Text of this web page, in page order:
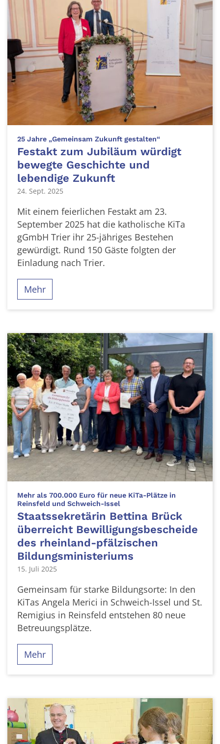
25 Jahre „Gemeinsam Zukunft gestalten“:
Festakt zum Jubiläum würdigt
bewegte Geschichte und
lebendige Zukunft
24. Sept. 2025
Mit einem feierlichen Festakt am 23.
September 2025 hat die katholische KiTa
gGmbH Trier ihr 25-jähriges Bestehen
gewürdigt. Rund 150 Gäste folgten der
Einladung nach Trier.
Mehr
Mehr als 700.000 Euro für neue KiTa-Plätze in
Reinsfeld und Schweich-Issel
Staatssekretärin Bettina Brück
überreicht Bewilligungsbescheide
des rheinland-pfälzischen
Bildungsministeriums
15. Juli 2025
Gemeinsam für starke Bildungsorte: In den
KiTas Angela Merici in Schweich-Issel und St.
Remigius in Reinsfeld entstehen 80 neue
Betreuungsplätze.
Mehr